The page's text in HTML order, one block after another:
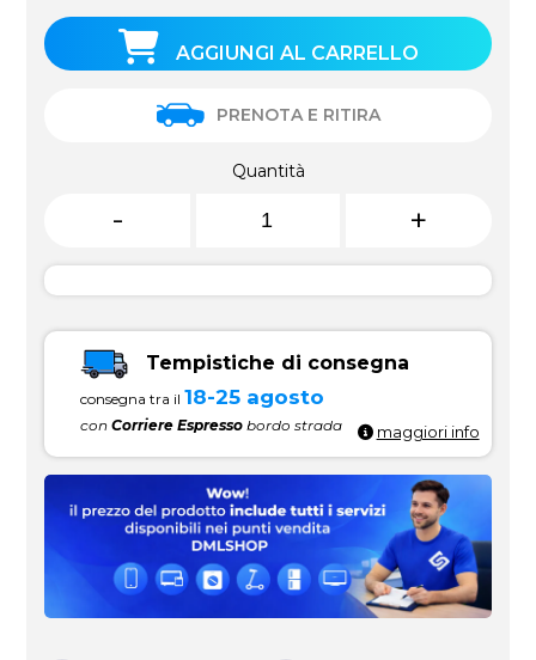
AGGIUNGI AL CARRELLO
PRENOTA E RITIRA
Quantità
- +
Tempistiche di consegna
consegna tra il 18-25 agosto
conCorriere Espresso bordo strada maggiori info